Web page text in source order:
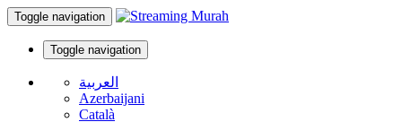
Toggle navigation
Toggle navigation
العربية
Azerbaijani
Català